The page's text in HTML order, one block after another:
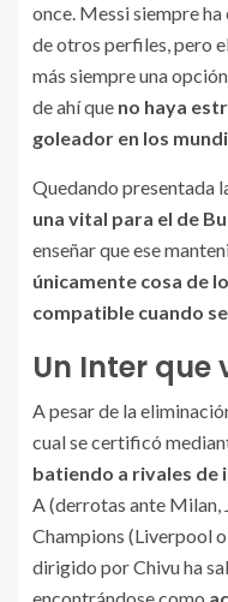
once. Messi siempre
de otros perfiles, pero
más siempre una
de ahí que no haya
goleador en los
Quedando presentada
una vital para el de
enseñar que ese
únicamente cosa de
compatible cuando
Un Inter que
A pesar de la
cual se certificó
batiendo a rivales
A (derrotas ante Milan,
Champions (Liverpool
dirigido por Chivu ha